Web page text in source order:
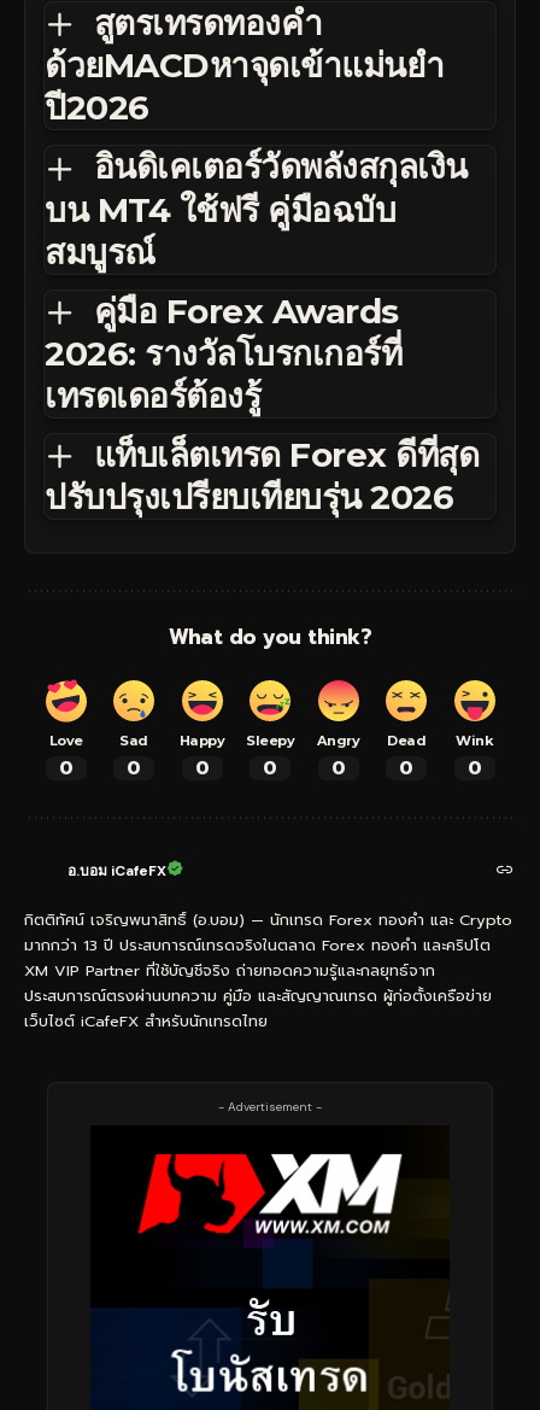
สูตรเทรดทองคำ
ด้วยMACDหาจุดเข้าแม่นยำ
ปี2026
อินดิเคเตอร์วัดพลังสกุลเงิน
บน MT4 ใช้ฟรี คู่มือฉบับ
สมบูรณ์
คู่มือ Forex Awards
2026: รางวัลโบรกเกอร์ที่
เทรดเดอร์ต้องรู้
แท็บเล็ตเทรด Forex ดีที่สุด
ปรับปรุงเปรียบเทียบรุ่น 2026
What do you think?
Love
0
Sad
0
Happy
0
Sleepy
0
Angry
0
Dead
0
Wink
0
อ.บอม iCafeFX
กิตติทัศน์ เจริญพนาสิทธิ์ (อ.บอม) — นักเทรด Forex ทองคำ และ Crypto
มากกว่า 13 ปี ประสบการณ์เทรดจริงในตลาด Forex ทองคำ และคริปโต
XM VIP Partner ที่ใช้บัญชีจริง ถ่ายทอดความรู้และกลยุทธ์จาก
ประสบการณ์ตรงผ่านบทความ คู่มือ และสัญญาณเทรด ผู้ก่อตั้งเครือข่าย
เว็บไซต์ iCafeFX สำหรับนักเทรดไทย
- Advertisement -